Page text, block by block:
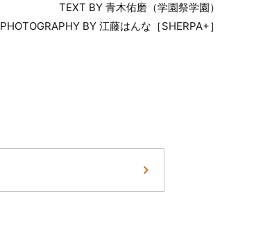
TEXT BY 青木佑磨（学園祭学園）
PHOTOGRAPHY BY 江藤はんな［SHERPA+］